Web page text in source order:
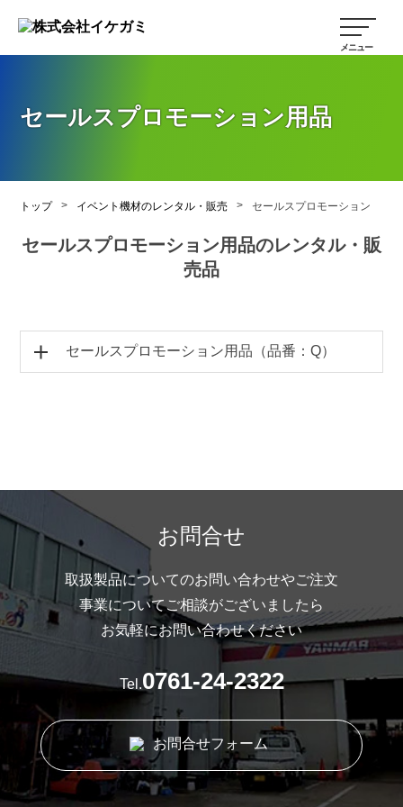
セールスプロモーション用品
トップ > イベント機材のレンタル・販売 > セールスプロモーション
セールスプロモーション用品のレンタル・販
売品
セールスプロモーション用品（品番：Q）
お問合せ
取扱製品についてのお問い合わせやご注文
事業についてご相談がございましたら
お気軽にお問い合わせください
Tel.0761-24-2322
お問合せフォーム